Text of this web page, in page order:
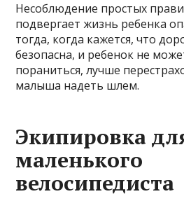
Несоблюдение простых
подвергает жизнь ребенка
тогда, когда кажется, что
безопасна, и ребенок не
пораниться, лучше
малыша надеть шлем.
Экипировка
маленького
велосипедиста